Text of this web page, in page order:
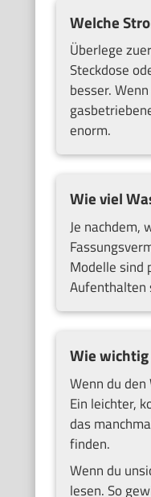
Welche
Überlege
Steckdose
besser.
enorm.
Wie viel
Je nachdem,
Modelle sind
Aufenthalten
Wie wichtig
Wenn du
Ein leichter,
das
finden.
Wenn du
lesen. So